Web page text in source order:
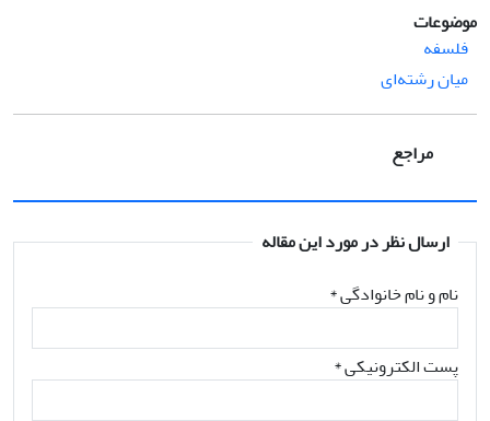
موضوعات
فلسفه
میان رشته‌ای
مراجع
ارسال نظر در مورد این مقاله
نام و نام خانوادگی*
پست الکترونیکی*